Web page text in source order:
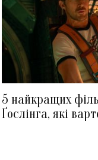
5 найкращих
Ґослінга, які